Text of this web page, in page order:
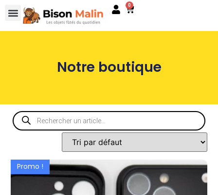
0
Notre boutique
Promo !